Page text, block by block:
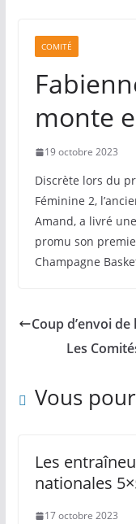
COMITÉ
monte
19 octobre 2023
Discrète lors du
Féminine 2,
Amand, a livré
promu son
Champagne
Coup d’envoi
Les
Vous
Les
nationales
17 octobre 2023